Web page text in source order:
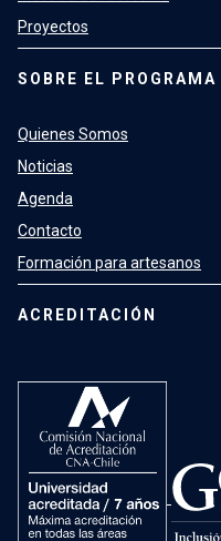
Proyectos
SOBRE EL PROGRAMA
Quienes Somos
Noticias
Agenda
Contacto
Formación para artesanos
ACREDITACIÓN